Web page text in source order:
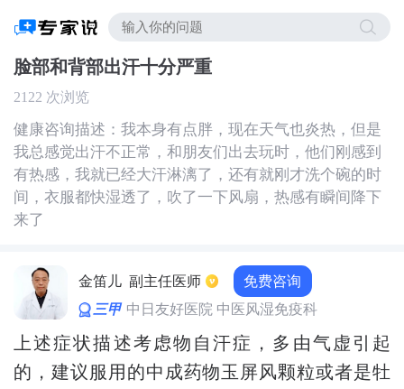
脸部和背部出汗十分严重
2122 次浏览
健康咨询描述：我本身有点胖，现在天气也炎热，但是
我总感觉出汗不正常，和朋友们出去玩时，他们刚感到
有热感，我就已经大汗淋漓了，还有就刚才洗个碗的时
间，衣服都快湿透了，吹了一下风扇，热感有瞬间降下
来了
金笛儿 副主任医师 免费咨询
三甲 中日友好医院 中医风湿免疫科
上述症状描述考虑物自汗症，多由气虚引起
的，建议服用的中成药物玉屏风颗粒或者是牡